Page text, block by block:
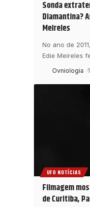
Sonda
Diamantina?
Meireles
No ano de
Edie Meireles
Ovniologia
UFO NOTÍCIAS
Filmagem
de Curitiba,